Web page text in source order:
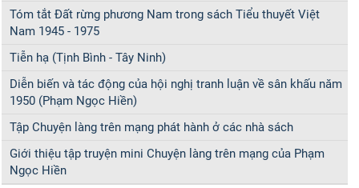
Tóm tắt Đất rừng phương Nam trong sách Tiểu thuyết Việt
Nam 1945 - 1975
Tiễn hạ (Tịnh Bình - Tây Ninh)
Diễn biến và tác động của hội nghị tranh luận về sân khấu năm
1950 (Phạm Ngọc Hiền)
Tập Chuyện làng trên mạng phát hành ở các nhà sách
Giới thiệu tập truyện mini Chuyện làng trên mạng của Phạm
Ngọc Hiền